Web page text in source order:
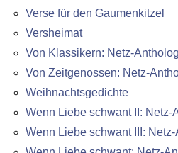
Verse für den Gaumenkitzel
Versheimat
Von Klassikern: Netz-
Von Zeitgenossen: Netz-
Weihnachtsgedichte
Wenn Liebe schwant II: Netz-
Wenn Liebe schwant III: